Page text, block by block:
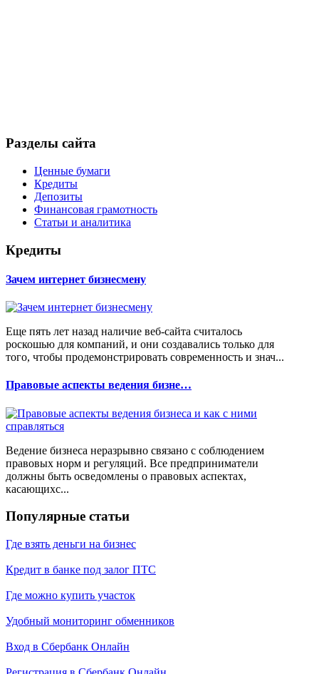
Разделы сайта
Ценные бумаги
Кредиты
Депозиты
Финансовая грамотность
Статьи и аналитика
Кредиты
Зачем интернет бизнесмену
Еще пять лет назад наличие веб-сайта считалось
роскошью для компаний, и они создавались только для
того, чтобы продемонстрировать современность и знач...
Правовые аспекты ведения бизне…
Ведение бизнеса неразрывно связано с соблюдением
правовых норм и регуляций. Все предприниматели
должны быть осведомлены о правовых аспектах,
касающихс...
Популярные статьи
Где взять деньги на бизнес
Кредит в банке под залог ПТС
Где можно купить участок
Удобный мониторинг обменников
Вход в Сбербанк Онлайн